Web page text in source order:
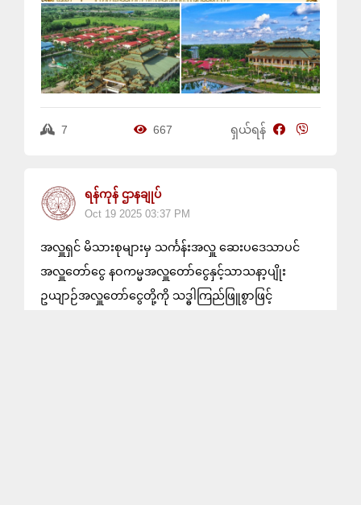
7 667 ရှယ်ရန်
ရန်ကုန် ဌာနချုပ်
Oct 19 2025 03:37 PM
အလှူရှင် မိသားစုများမှ သင်္ကန်းအလှူ ဆေးပဒေသာပင်
အလှူတော်ငွေ နဝကမ္မအလှူတော်ငွေနှင့်သာသနာ့ပျိုး
ဥယျာဉ်အလှူတော်ငွေတို့ကို သဒ္ဓါကြည်ဖြူစွာဖြင့်